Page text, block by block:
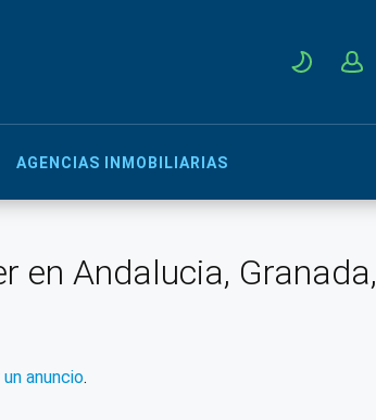
AGENCIAS INMOBILIARIAS
en Andalucia, Granada,
un anuncio.